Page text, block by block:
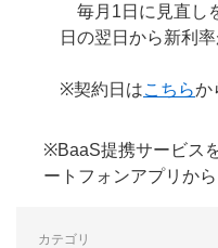
毎月1日に見直し
日の翌日から新利
※契約日はこちらか
※BaaS提携サービス
ートフォンアプリか
カテゴリ